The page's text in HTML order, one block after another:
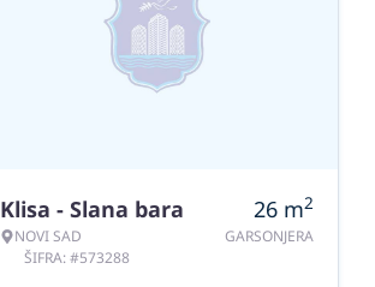
Klisa - Slana bara
NOVI SAD
ŠIFRA: #573288
26 m2
GARSONJERA